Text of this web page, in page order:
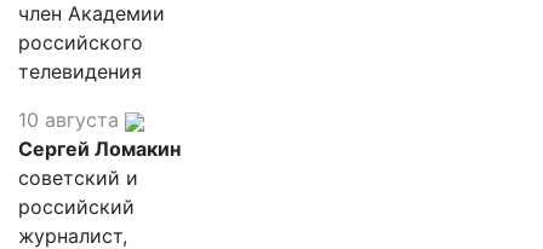
член Академии
российского
телевидения
10 августа
Сергей Ломакин
советский и
российский
журналист,